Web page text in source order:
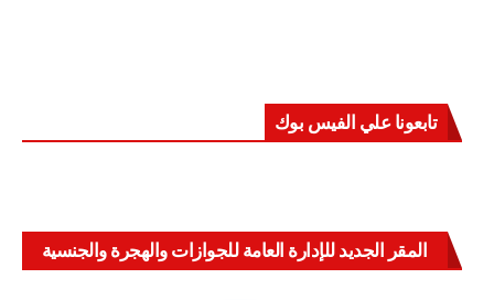
تابعونا علي الفيس بوك
المقر الجديد للإدارة العامة للجوازات والهجرة والجنسية